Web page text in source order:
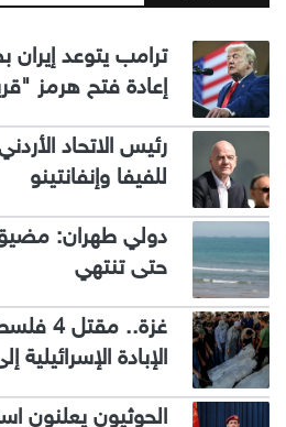
ترامب يتوعد
إعادة فتح هرمز
رئيس الاتحاد
للفيفا وإنفانتينو
دولي طهران:
حتى تنتهي
غزة..
الإبادة الإسرائيلية إلى 73 ألفا
الحوثيون يعلنون